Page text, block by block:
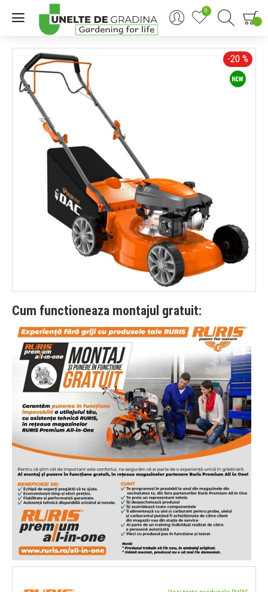
0
-20 %
Cum functioneaza montajul gratuit: